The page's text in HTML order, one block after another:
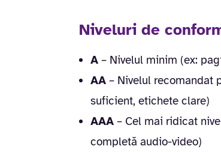
Niveluri de
A – Nivelul minim (ex:
AA – Nivelul recomandat
suficient, etichete clare)
AAA – Cel mai ridicat
completă audio-video)